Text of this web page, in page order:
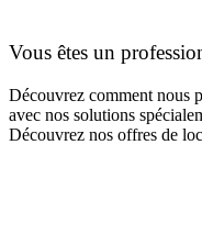
Vous êtes un
Découvrez comment nous
avec nos solutions
Découvrez nos offres de